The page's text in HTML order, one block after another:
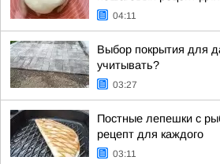
04:11
Выбор покрытия для
учитывать?
03:27
Постные лепешки с
рецепт для каждого
03:11